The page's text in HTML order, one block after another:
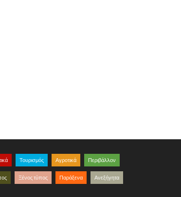
Τουρισμός Αγροτικά Περιβάλλον
Ξένος τύπος Παράξενα Ανεξήγητα